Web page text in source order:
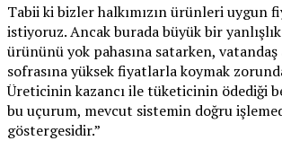
Tabii ki bizler halkımızın ürünleri uygun
istiyoruz. Ancak burada büyük bir
ürününü yok pahasına satarken, vatandaş
sofrasına yüksek fiyatlarla koymak
Üreticinin kazancı ile tüketicinin ödediği
bu uçurum, mevcut sistemin doğru
göstergesidir.”